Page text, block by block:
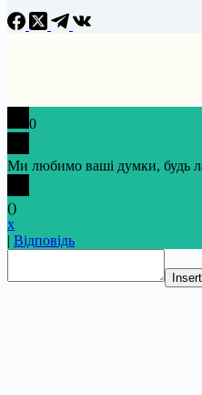
0
Ми любимо ваші думки, будь
()
x
| Відповідь
Insert